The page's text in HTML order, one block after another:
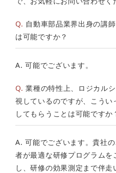
Q. 自動車部品業界出身の講
は可能ですか？
A. 可能でございます。
Q. 業種の特性上、ロジカル
視しているのですが、こう
してもらうことは可能ですか
A. 可能でございます。貴社
者が最適な研修プログラム
し、研修の効果測定まで伴走